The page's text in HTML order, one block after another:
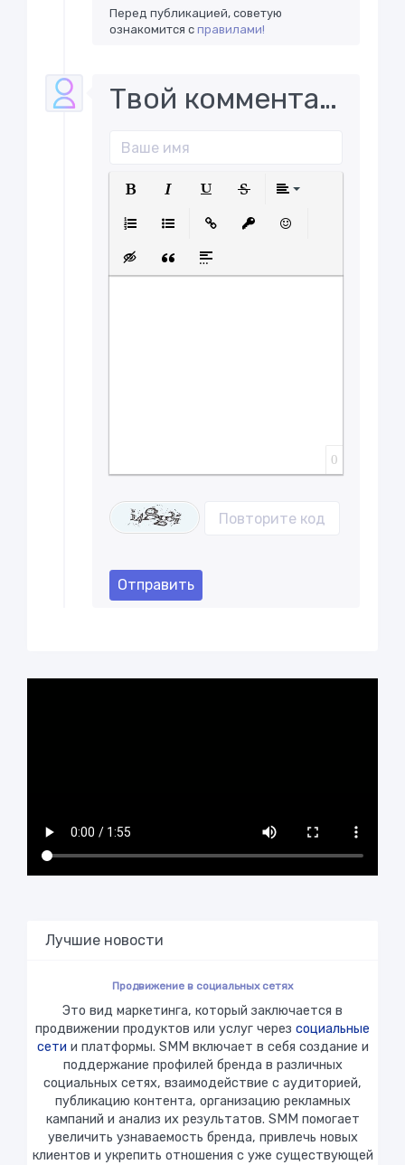
Перед публикацией, советую
ознакомится справилами!
Твой комментарий..
Вставка скрытого текста
Вставка цитаты
Вставка спойлера
0
Отправить
Лучшие новости
Продвижение в социальных сетях
Это вид маркетинга, который заключается в
продвижении продуктов или услуг через социальные
сети и платформы. SMM включает в себя создание и
поддержание профилей бренда в различных
социальных сетях, взаимодействие с аудиторией,
публикацию контента, организацию рекламных
кампаний и анализ их результатов. SMM помогает
увеличить узнаваемость бренда, привлечь новых
клиентов и укрепить отношения с уже существующей